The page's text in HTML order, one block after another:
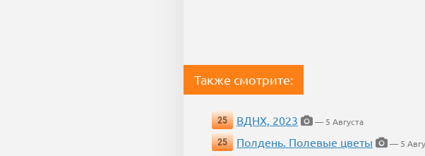
Также смотрите:
25 ВДНХ, 2023
— 5 Августа
25
Полдень. Полевые цветы
— 5